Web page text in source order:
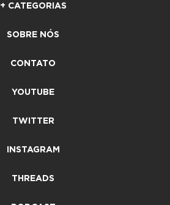
+ CATEGORIAS
SOBRE NÓS
CONTATO
YOUTUBE
TWITTER
INSTAGRAM
THREADS